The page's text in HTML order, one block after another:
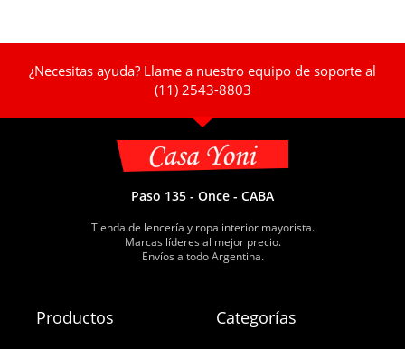
¿Necesitas ayuda? Llame a nuestro equipo de soporte al
(11) 2543-8803
Paso 135 - Once - CABA
Tienda de lencería y ropa interior mayorista.
Marcas líderes al mejor precio.
Envíos a todo Argentina.
Productos Categorías